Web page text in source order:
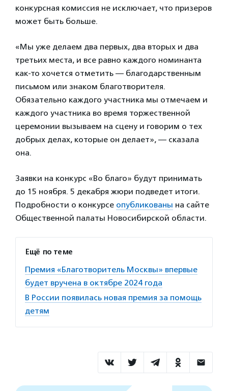
конкурсная комиссия не исключает, что призеров
может быть больше.
«Мы уже делаем два первых, два вторых и два
третьих места, и все равно каждого номинанта
как-то хочется отметить — благодарственным
письмом или знаком благотворителя.
Обязательно каждого участника мы отмечаем и
каждого участника во время торжественной
церемонии вызываем на сцену и говорим о тех
добрых делах, которые он делает», — сказала
она.
Заявки на конкурс «Во благо» будут принимать
до 15 ноября. 5 декабря жюри подведет итоги.
Подробности о конкурсе опубликованы на сайте
Общественной палаты Новосибирской области.
Ещё по теме
Премия «Благотворитель Москвы» впервые
будет вручена в октябре 2024 года
В России появилась новая премия за помощь
детям